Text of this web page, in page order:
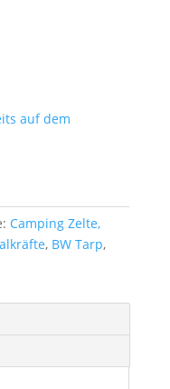
auf dem
Camping Zelte,
, BW Tarp,